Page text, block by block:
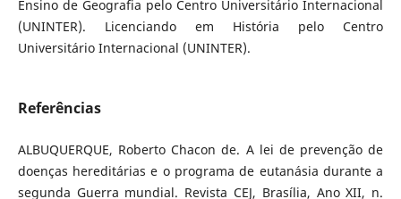
Ensino de Geografia pelo Centro Universitário Internacional
(UNINTER). Licenciando em História pelo Centro
Universitário Internacional (UNINTER).
Referências
ALBUQUERQUE, Roberto Chacon de. A lei de prevenção de
doenças hereditárias e o programa de eutanásia durante a
segunda Guerra mundial. Revista CEJ, Brasília, Ano XII, n.